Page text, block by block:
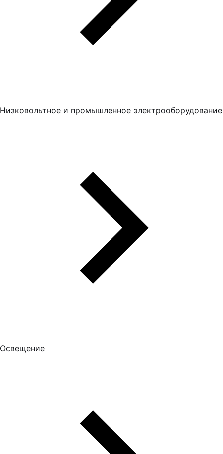
Низковольтное и промышленное электрооборудование
Освещение